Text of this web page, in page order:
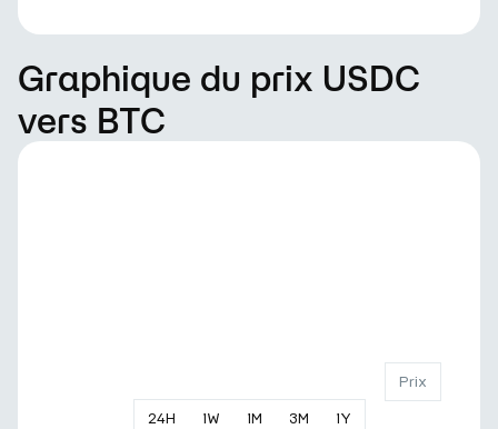
Graphique du prix USDC
vers BTC
24H 1W 1M 3M 1Y
Prix